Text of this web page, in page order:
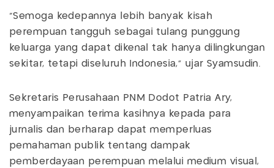
"Semoga kedepannya lebih banyak kisah
perempuan tangguh sebagai tulang punggung
keluarga yang dapat dikenal tak hanya dilingkungan
sekitar, tetapi diseluruh Indonesia," ujar Syamsudin.
Sekretaris Perusahaan PNM Dodot Patria Ary,
menyampaikan terima kasihnya kepada para
jurnalis dan berharap dapat memperluas
pemahaman publik tentang dampak
pemberdayaan perempuan melalui medium visual,